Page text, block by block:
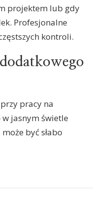
projektem lub gdy
Profesjonalne
kontroli.
pracy na
w jasnym świetle
być słabo